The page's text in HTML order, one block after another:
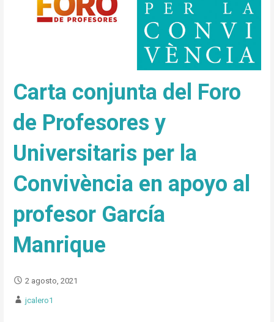
Carta conjunta del Foro
de Profesores y
Universitaris per la
Convivència en apoyo al
profesor García
Manrique
2 agosto, 2021
jcalero1